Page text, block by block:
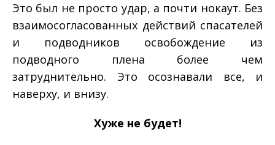
Это был не просто удар, а почти нокаут. Без
взаимосогласованных действий спасателей
и подводников освобождение из
подводного плена более чем
затруднительно. Это осознавали все, и
наверху, и внизу.
Хуже не будет!